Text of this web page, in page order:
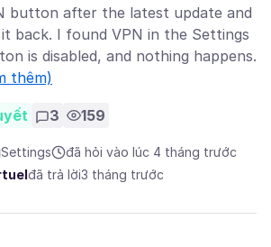
button after the latest update and
back. I found VPN in the Settings
is disabled, and nothing happens.
thêm)
3 159
Settings
đã hỏi vào lúc 4 tháng trước
đã trả lời3 tháng trước